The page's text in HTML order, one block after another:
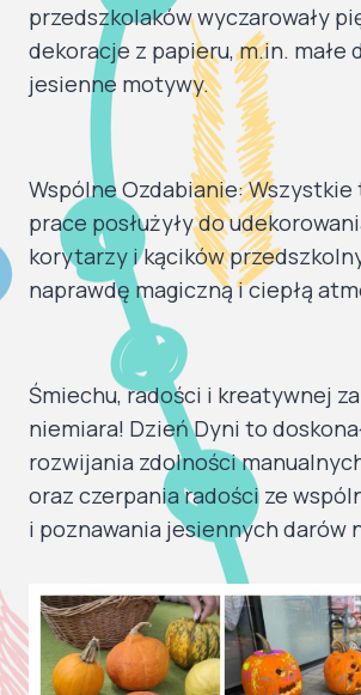
przedszkolaków wyczarowały
dekoracje z papieru, m.in. małe
jesienne motywy.
Wspólne Ozdabianie:
prace posłużyły do
korytarzy i kącików
naprawdę magiczną i ciepłą
Śmiechu, radości i kreatywnej
niemiara! Dzień Dyni to
rozwijania zdolności
oraz czerpania radości ze
i poznawania jesiennych darów